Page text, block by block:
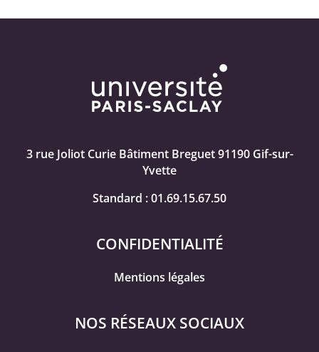
3 rue Joliot Curie Bâtiment Breguet 91190 Gif-sur-
Yvette
Standard : 01.69.15.67.50
CONFIDENTIALITÉ
Mentions légales
NOS RÉSEAUX SOCIAUX